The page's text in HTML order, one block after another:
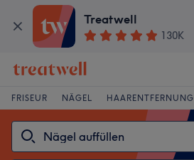
Treatwell
130K
FRISEUR NÄGEL HAARENTFERNUNG